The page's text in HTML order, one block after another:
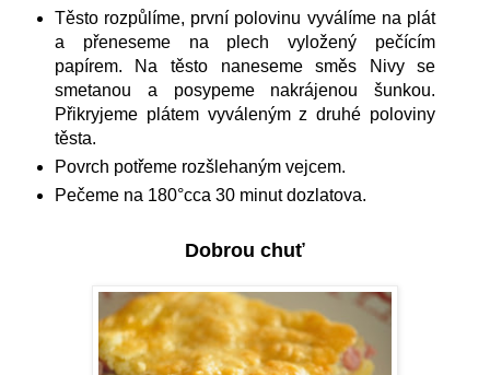
Těsto rozpůlíme, první polovinu vyválíme na plát
a přeneseme na plech vyložený pečícím
papírem. Na těsto naneseme směs Nivy se
smetanou a posypeme nakrájenou šunkou.
Přikryjeme plátem vyváleným z druhé poloviny
těsta.
Povrch potřeme rozšlehaným vejcem.
Pečeme na 180°cca 30 minut dozlatova.
Dobrou chuť